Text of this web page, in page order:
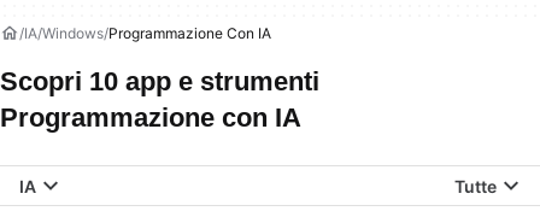
IA Windows Programmazione Con IA
Scopri 10 app e strumenti
Programmazione con IA
IA Tutte